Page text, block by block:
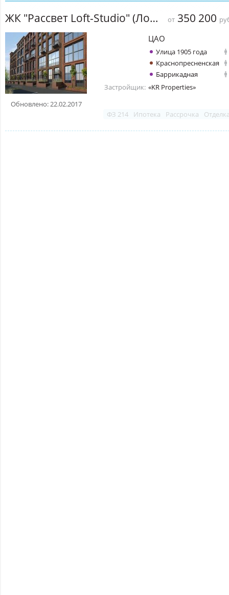
ЖК "Рассвет Loft-Studio" (Лофт Студио) от 350 200
Обновлено: 22.02.2017
ЦАО
Улица 1905 года
Краснопресненская
Баррикадная
Застройщик: «KR Properties»
ФЗ 214 Ипотека Рассрочка